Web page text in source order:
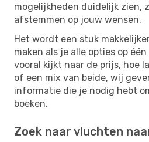
mogelijkheden duidelijk zien,
afstemmen op jouw wensen.
Het wordt een stuk
maken als je alle opties op
vooral kijkt naar de prijs, hoe
of een mix van beide, wij
informatie die je nodig hebt
boeken.
Zoek naar vluchten